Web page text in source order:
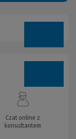
Czat online z
konsultantem